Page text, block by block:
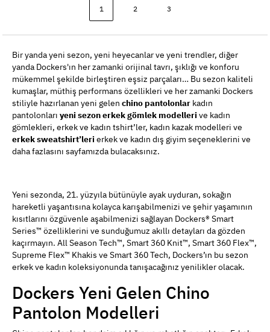
1 2 3
Bir yanda yeni sezon, yeni heyecanlar ve yeni trendler, diğer
yanda Dockers'ın her zamanki orijinal tavrı, şıklığı ve konforu
mükemmel şekilde birleştiren eşsiz parçaları… Bu sezon kaliteli
kumaşlar, müthiş performans özellikleri ve her zamanki Dockers
stiliyle hazırlanan yeni gelen chino pantolonlar kadın
pantolonları yeni sezon erkek gömlek modellerive kadın
gömlekleri, erkek ve kadın tshirt’ler, kadın kazak modelleri ve
erkek sweatshirt’lerierkek ve kadın dış giyim seçeneklerini ve
daha fazlasını sayfamızda bulacaksınız.
Yeni sezonda, 21. yüzyıla bütünüyle ayak uyduran, sokağın
hareketli yaşantısına kolayca karışabilmenizi ve şehir yaşamının
kısıtlarını özgüvenle aşabilmenizi sağlayan Dockers® Smart
Series™ özelliklerini ve sunduğumuz akıllı detayları da gözden
kaçırmayın. All Season Tech™, Smart 360 Knit™, Smart 360 Flex™,
Supreme Flex™ Khakis ve Smart 360 Tech, Dockers’ın bu sezon
erkek ve kadın koleksiyonunda tanışacağınız yenilikler olacak.
Dockers Yeni Gelen Chino
Pantolon Modelleri